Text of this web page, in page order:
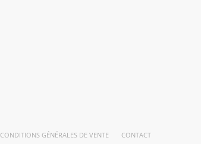
CONDITIONS GÉNÉRALES DE VENTE CONTACT